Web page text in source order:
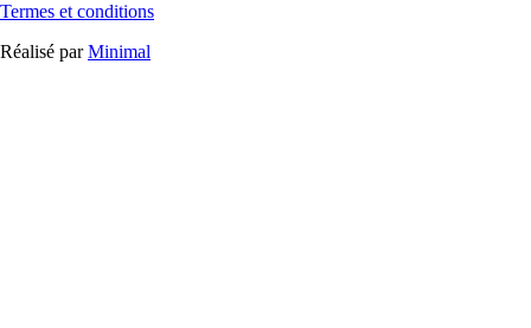
Termes et conditions
Réalisé parMinimal